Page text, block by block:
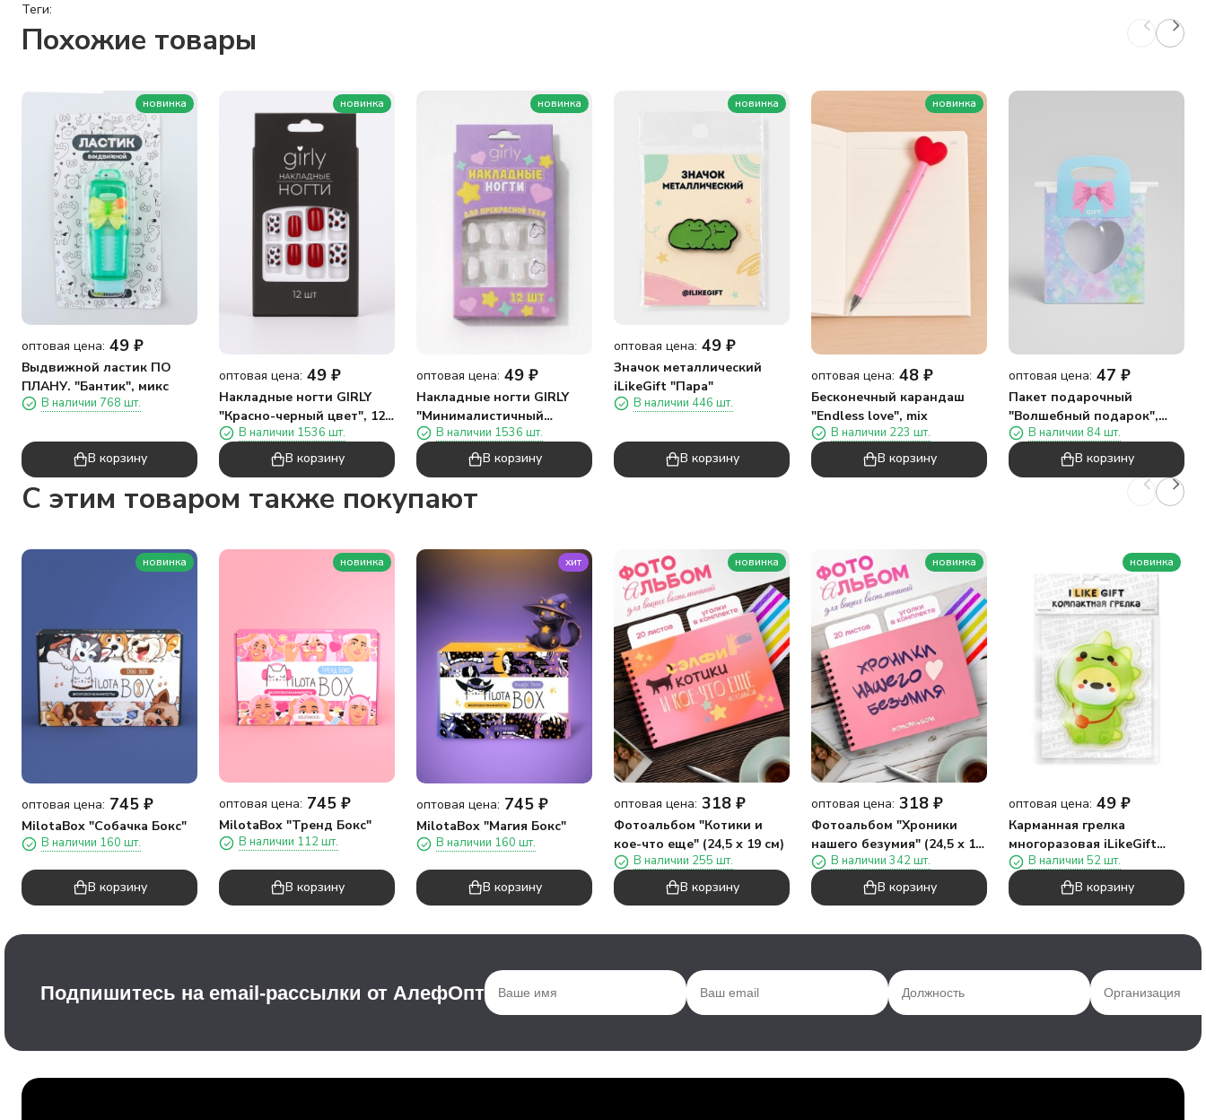
Теги:
Похожие товары
новинка
оптовая цена: 49 ₽
Выдвижной ластик ПО
ПЛАНУ. "Бантик", микс
В наличии 768 шт.
В корзину
новинка
оптовая цена: 49 ₽
Накладные ногти GIRLY
"Красно-черный цвет", 12
шт., складными клеевыми
пластинами
В наличии 1536 шт.
В корзину
новинка
оптовая цена: 49 ₽
Накладные ногти GIRLY
"Минималистичный
дизайн", 12 шт, складными
клеевыми пластинами
В наличии 1536 шт.
В корзину
новинка
оптовая цена: 49 ₽
Значок металлический
iLikeGift "Пара"
В наличии 446 шт.
В корзину
новинка
оптовая цена: 48 ₽
Бесконечный карандаш
"Endless love", mix
В наличии 223 шт.
В корзину
оптовая цена: 47 ₽
Пакет подарочный
"Волшебный подарок",
сердце (17*18,5*8)
В наличии 84 шт.
В корзину
C этим товаром также покупают
новинка
оптовая цена: 745 ₽
MilotaBox "Собачка Бокс"
В наличии 160 шт.
В корзину
новинка
оптовая цена: 745 ₽
MilotaBox "Тренд Бокс"
В наличии 112 шт.
В корзину
хит
оптовая цена: 745 ₽
MilotaBox "Магия Бокс"
В наличии 160 шт.
В корзину
новинка
оптовая цена: 318 ₽
Фотоальбом "Котики и
кое-что еще" (24,5 х 19 см)
В наличии 255 шт.
В корзину
новинка
оптовая цена: 318 ₽
Фотоальбом "Хроники
нашего безумия" (24,5 х 19
см) В наличии 342 шт.
В корзину
новинка
оптовая цена: 49 ₽
Карманная грелка
многоразовая iLikeGift
"Костюм динозавра"
В наличии 52 шт.
В корзину
Подпишитесь на email-рассылки от АлефОпт